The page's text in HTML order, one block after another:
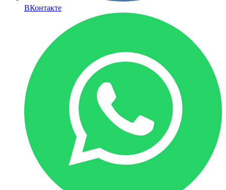
ВКонтакте